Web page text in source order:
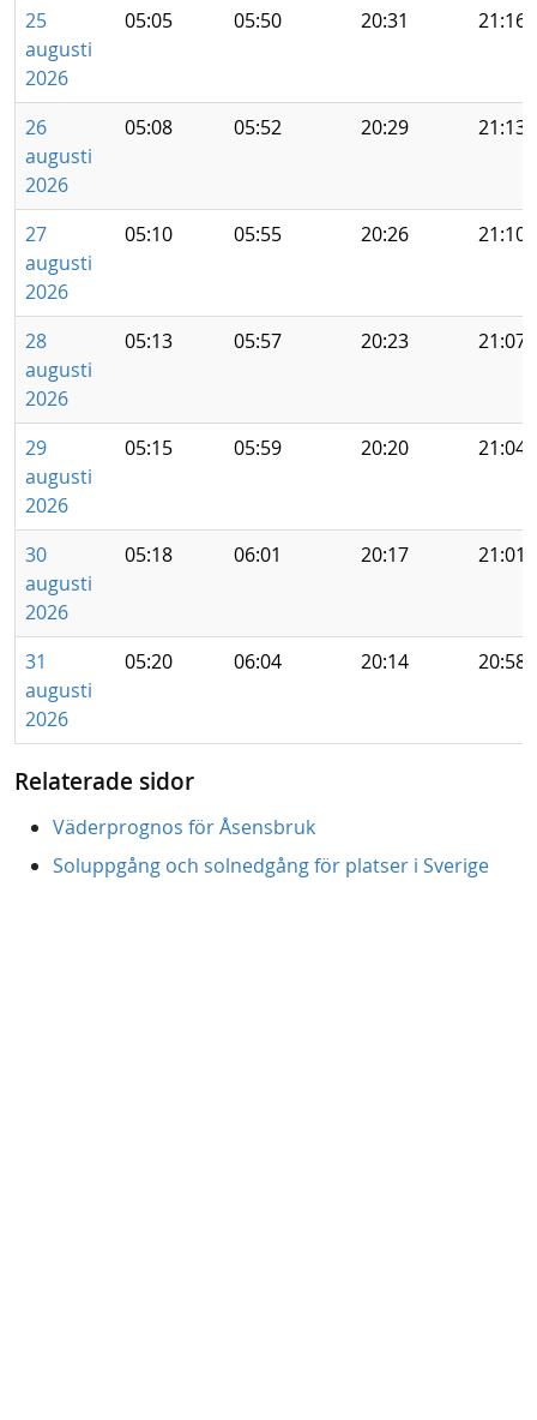
25
augusti
2026
05:05 05:50 20:31 21:16
26
augusti
2026
05:08 05:52 20:29 21:13
27
augusti
2026
05:10 05:55 20:26 21:10
28
augusti
2026
05:13 05:57 20:23 21:07
29
augusti
2026
05:15 05:59 20:20 21:04
30
augusti
2026
05:18 06:01 20:17 21:01
31
augusti
2026
05:20 06:04 20:14 20:58
Relaterade sidor
Väderprognos för Åsensbruk
Soluppgång och solnedgång för platser i Sverige